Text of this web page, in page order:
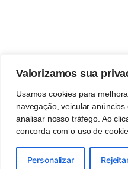
Valorizamos sua
Usamos cookies para
navegação, veicular
analisar nosso tráfego. Ao
concorda com o uso de
Personalizar